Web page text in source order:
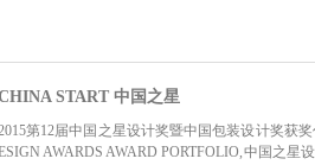
START 中国之星
第12届中国之星设计奖暨中国包装设计奖获
AWARDS AWARD PORTFOLIO,中国之